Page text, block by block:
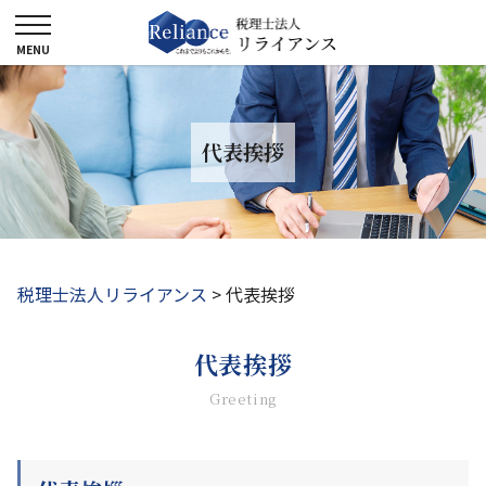
代表挨拶
税理士法人リライアンス >代表挨拶
代表挨拶
Greeting